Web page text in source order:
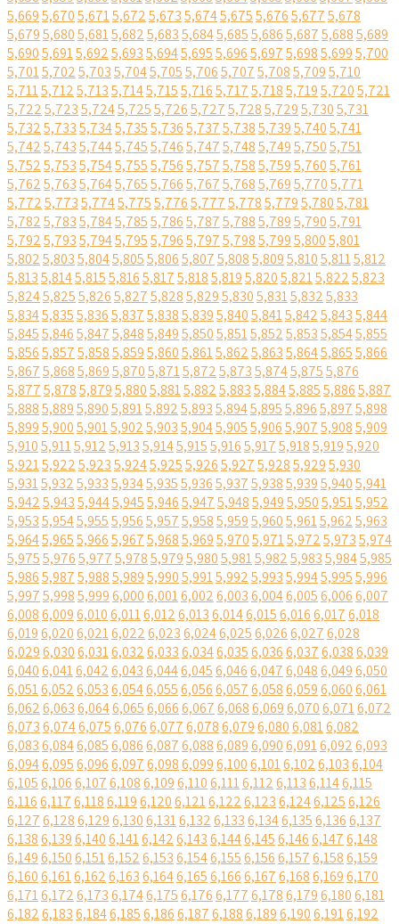
5,6695,6705,6715,6725,6735,6745,6755,6765,6775,678
5,6795,6805,6815,6825,6835,6845,6855,6865,6875,6885,689
5,6905,6915,6925,6935,6945,6955,6965,6975,6985,6995,700
5,7015,7025,7035,7045,7055,7065,7075,7085,7095,710
5,7115,7125,7135,7145,7155,7165,7175,7185,7195,7205,721
5,7225,7235,7245,7255,7265,7275,7285,7295,7305,731
5,7325,7335,7345,7355,7365,7375,7385,7395,7405,741
5,7425,7435,7445,7455,7465,7475,7485,7495,7505,751
5,7525,7535,7545,7555,7565,7575,7585,7595,7605,761
5,7625,7635,7645,7655,7665,7675,7685,7695,7705,771
5,7725,7735,7745,7755,7765,7775,7785,7795,7805,781
5,7825,7835,7845,7855,7865,7875,7885,7895,7905,791
5,7925,7935,7945,7955,7965,7975,7985,7995,8005,801
5,8025,8035,8045,8055,8065,8075,8085,8095,8105,8115,812
5,8135,8145,8155,8165,8175,8185,8195,8205,8215,8225,823
5,8245,8255,8265,8275,8285,8295,8305,8315,8325,833
5,8345,8355,8365,8375,8385,8395,8405,8415,8425,8435,844
5,8455,8465,8475,8485,8495,8505,8515,8525,8535,8545,855
5,8565,8575,8585,8595,8605,8615,8625,8635,8645,8655,866
5,8675,8685,8695,8705,8715,8725,8735,8745,8755,876
5,8775,8785,8795,8805,8815,8825,8835,8845,8855,8865,887
5,8885,8895,8905,8915,8925,8935,8945,8955,8965,8975,898
5,8995,9005,9015,9025,9035,9045,9055,9065,9075,9085,909
5,9105,9115,9125,9135,9145,9155,9165,9175,9185,9195,920
5,9215,9225,9235,9245,9255,9265,9275,9285,9295,930
5,9315,9325,9335,9345,9355,9365,9375,9385,9395,9405,941
5,9425,9435,9445,9455,9465,9475,9485,9495,9505,9515,952
5,9535,9545,9555,9565,9575,9585,9595,9605,9615,9625,963
5,9645,9655,9665,9675,9685,9695,9705,9715,9725,9735,974
5,9755,9765,9775,9785,9795,9805,9815,9825,9835,9845,985
5,9865,9875,9885,9895,9905,9915,9925,9935,9945,9955,996
5,9975,9985,9996,0006,0016,0026,0036,0046,0056,0066,007
6,0086,0096,0106,0116,0126,0136,0146,0156,0166,0176,018
6,0196,0206,0216,0226,0236,0246,0256,0266,0276,028
6,0296,0306,0316,0326,0336,0346,0356,0366,0376,0386,039
6,0406,0416,0426,0436,0446,0456,0466,0476,0486,0496,050
6,0516,0526,0536,0546,0556,0566,0576,0586,0596,0606,061
6,0626,0636,0646,0656,0666,0676,0686,0696,0706,0716,072
6,0736,0746,0756,0766,0776,0786,0796,0806,0816,082
6,0836,0846,0856,0866,0876,0886,0896,0906,0916,0926,093
6,0946,0956,0966,0976,0986,0996,1006,1016,1026,1036,104
6,1056,1066,1076,1086,1096,1106,1116,1126,1136,1146,115
6,1166,1176,1186,1196,1206,1216,1226,1236,1246,1256,126
6,1276,1286,1296,1306,1316,1326,1336,1346,1356,1366,137
6,1386,1396,1406,1416,1426,1436,1446,1456,1466,1476,148
6,1496,1506,1516,1526,1536,1546,1556,1566,1576,1586,159
6,1606,1616,1626,1636,1646,1656,1666,1676,1686,1696,170
6,1716,1726,1736,1746,1756,1766,1776,1786,1796,1806,181
6,1826,1836,1846,1856,1866,1876,1886,1896,1906,1916,192